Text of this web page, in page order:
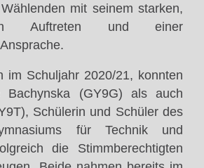
mit seinem starken,
Auftreten und einer
im Schuljahr 2020/21, konnten
Bachynska (GY9G) als auch
Schülerin und Schüler des
für Technik und
die Stimmberechtigten